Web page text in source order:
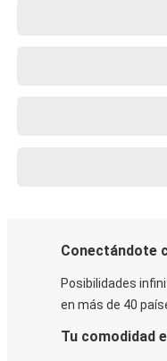
Conectándote
Posibilidades
en más de 40
Tu comodidad